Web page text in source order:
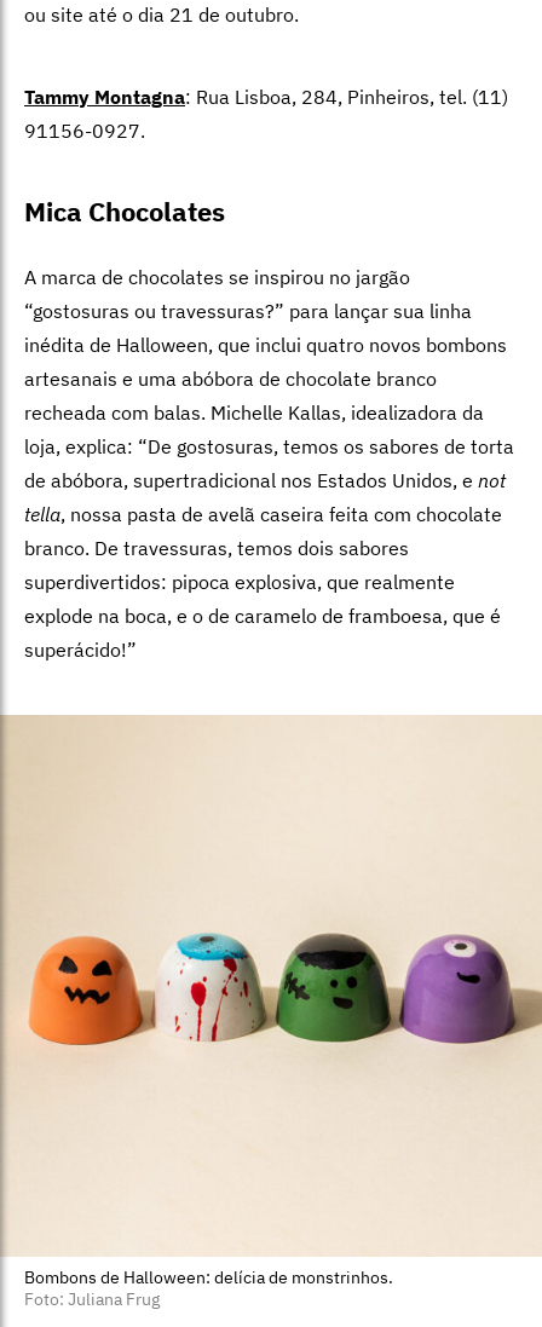
ou site até o dia 21 de outubro.
Tammy Montagna: Rua Lisboa, 284, Pinheiros, tel. (11)
91156-0927.
Mica Chocolates
A marca de chocolates se inspirou no jargão
“gostosuras ou travessuras?” para lançar sua linha
inédita de Halloween, que inclui quatro novos bombons
artesanais e uma abóbora de chocolate branco
recheada com balas. Michelle Kallas, idealizadora da
loja, explica: “De gostosuras, temos os sabores de torta
de abóbora, supertradicional nos Estados Unidos, e not
tella, nossa pasta de avelã caseira feita com chocolate
branco. De travessuras, temos dois sabores
superdivertidos: pipoca explosiva, que realmente
explode na boca, e o de caramelo de framboesa, que é
superácido!”
Bombons de Halloween: delícia de monstrinhos.
Foto: Juliana Frug